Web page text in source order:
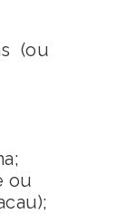
(ou
ou